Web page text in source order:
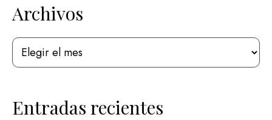
Archivos
Entradas recientes